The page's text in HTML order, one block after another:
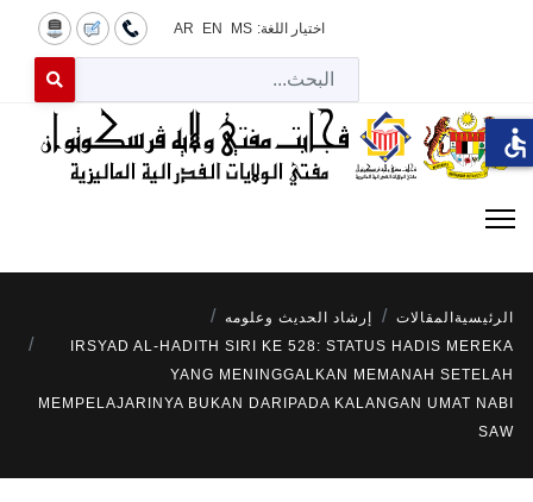
اختيار اللغة: MS
EN
AR
for results.
الرئيسية المقالات
إرشاد الحديث وعلومه
IRSYAD AL-HADITH SIRI KE 528: STATUS HADIS MEREKA
YANG MENINGGALKAN MEMANAH SETELAH
MEMPELAJARINYA BUKAN DARIPADA KALANGAN UMAT NABI
SAW
accessible